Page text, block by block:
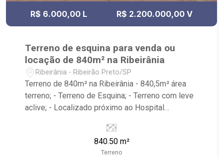
R$ 6.000,00 L R$ 2.200.000,00 V
Terreno de esquina para venda ou
locação de 840m² na Ribeirânia
Ribeirânia - Ribeirão Preto/SP
Terreno de 840m² na Ribeirânia - 840,5m² área
terreno; - Terreno de Esquina; - Terreno com leve
aclive; - Localizado próximo ao Hospital
840.50 m²
Terreno